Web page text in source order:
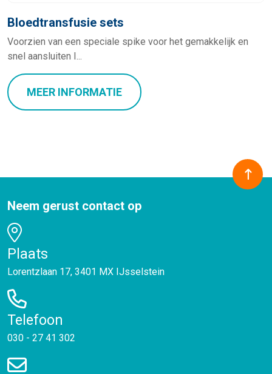
Bloedtransfusie sets
Voorzien van een speciale spike voor het gemakkelijk en
snel aansluiten I...
MEER INFORMATIE
Neem gerust contact op
Plaats
Lorentzlaan 17, 3401 MX IJsselstein
Telefoon
030 - 27 41 302